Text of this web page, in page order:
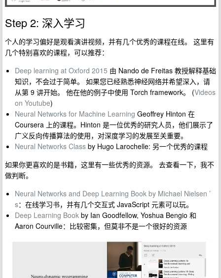
Step 2: 深入学习
个人的学习偏好是观看演讲视频，并有几个优秀的课程在线。 这里有
几个特别喜欢的课程，可以推荐：
Deep learning at Oxford 2015 由 Nando de Freitas 教授解释基础
知识，不会过于简单。 如果您已经熟悉神经网络并希望深入，请
从第 9 讲开始。 他在他的例子中使用 Torch framework。 (Videos
on Youtube)
Neural Networks for Machine Learning Geoffrey Hinton 在
Coursera 上的课程。Hinton 是一位优秀的研究人员，他们展示了
广义反向传播算法的使用，对深度学习的发展至关重要。
Neural Networks Class by Hugo Larochelle: 另一个优秀的课程
如果你更喜欢的是书籍，这里有一些优秀的资源。 去查看一下，我不
做判断。
Neural Networks and Deep Learning Book by Michael Nielsen ’
s：在线学习书，并有几个交互式 JavaScript 元素可以玩。
Deep Learning Book by Ian Goodfellow, Yoshua Bengio 和
Aaron Courville：比较密集，但莫非不是一个很好的资源